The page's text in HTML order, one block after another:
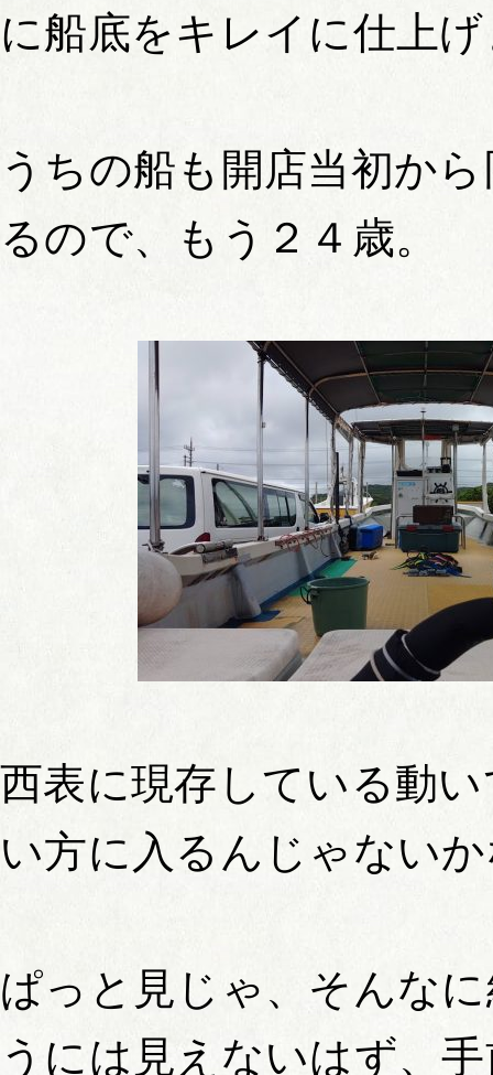
に船底をキレイに仕上
うちの船も開店当初か
るので、もう２４歳。
西表に現存している動
い方に入るんじゃない
ぱっと見じゃ、そんな
うには見えないはず、